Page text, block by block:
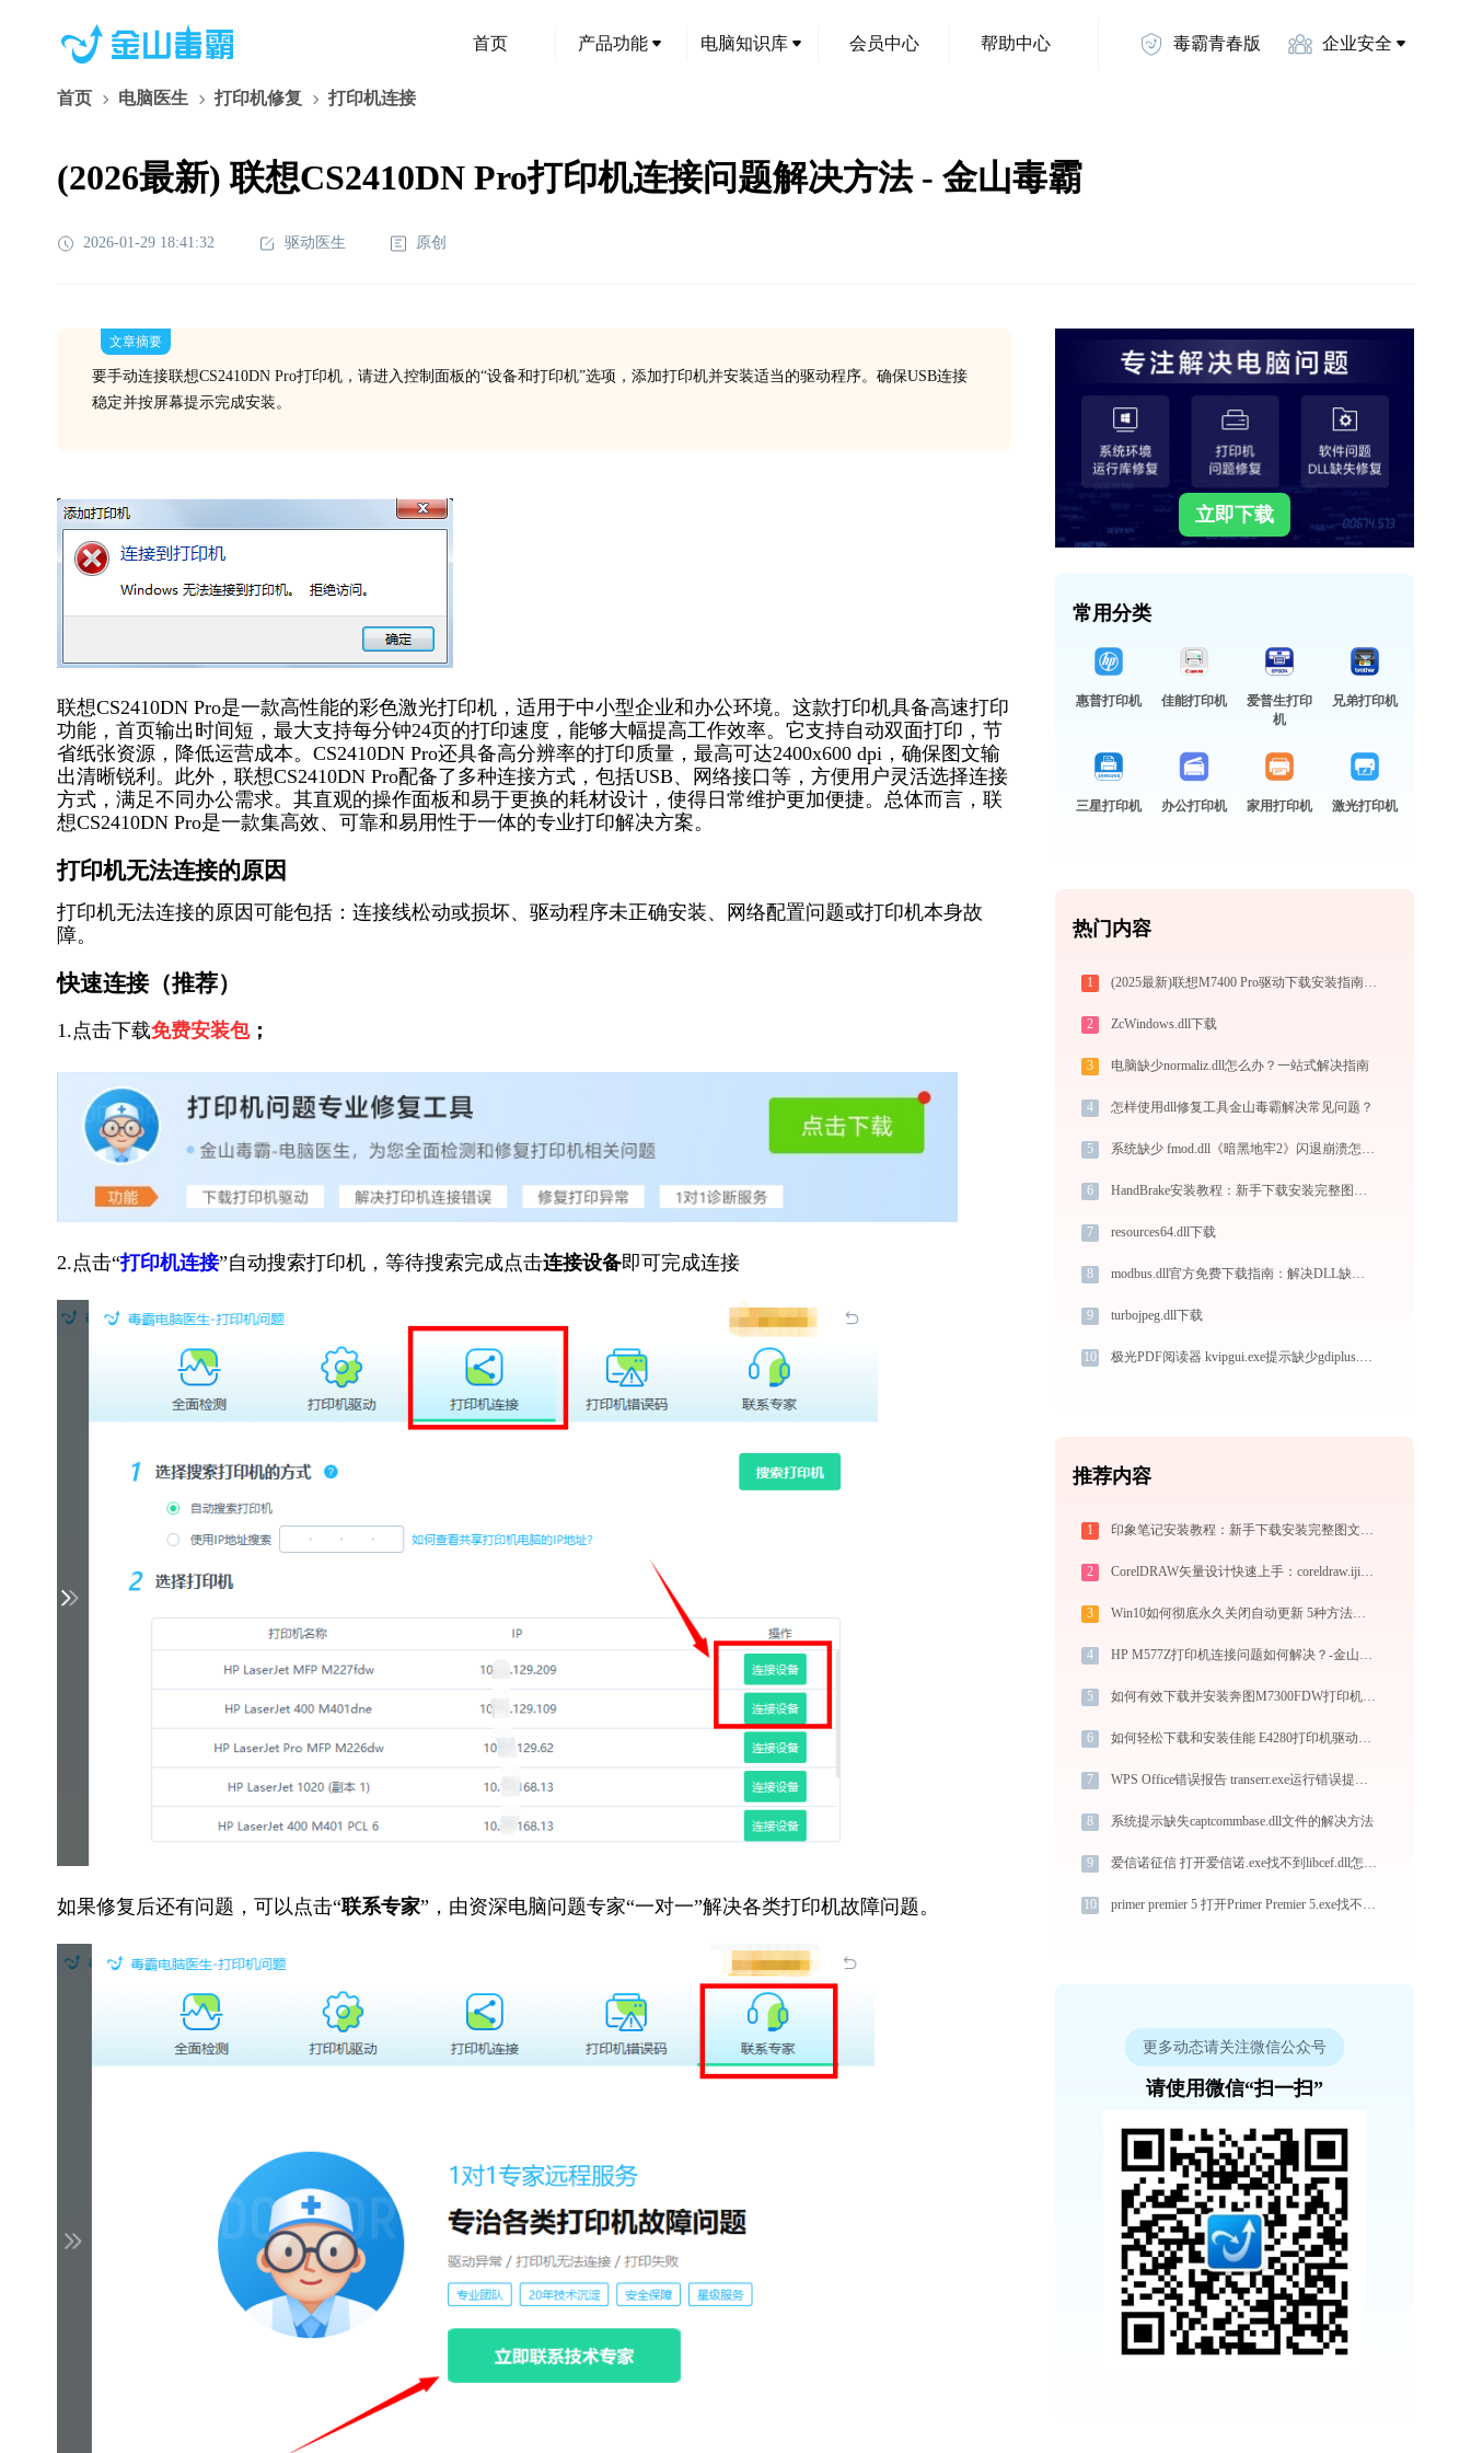
首页 产品功能 电脑知识库 会员中心 帮助中心 毒霸青春版 企业安全
首页 电脑医生 打印机修复 打印机连接
(2026最新) 联想CS2410DN Pro打印机连接问题解决方法 - 金山毒霸
2026-01-29 18:41:32 驱动医生 原创
文章摘要
要手动连接联想CS2410DN Pro打印机，请进入控制面板的“设备和打印机”选项，添加打印机并安装适当的驱动程序。确保USB连接
稳定并按屏幕提示完成安装。
联想CS2410DN Pro是一款高性能的彩色激光打印机，适用于中小型企业和办公环境。这款打印机具备高速打印
功能，首页输出时间短，最大支持每分钟24页的打印速度，能够大幅提高工作效率。它支持自动双面打印，节
省纸张资源，降低运营成本。CS2410DN Pro还具备高分辨率的打印质量，最高可达2400x600 dpi，确保图文输
出清晰锐利。此外，联想CS2410DN Pro配备了多种连接方式，包括USB、网络接口等，方便用户灵活选择连接
方式，满足不同办公需求。其直观的操作面板和易于更换的耗材设计，使得日常维护更加便捷。总体而言，联
想CS2410DN Pro是一款集高效、可靠和易用性于一体的专业打印解决方案。
打印机无法连接的原因
打印机无法连接的原因可能包括：连接线松动或损坏、驱动程序未正确安装、网络配置问题或打印机本身故
障。
快速连接（推荐）
1.点击下载免费安装包；
2.点击“打印机连接”自动搜索打印机，等待搜索完成点击连接设备即可完成连接
如果修复后还有问题，可以点击“联系专家”，由资深电脑问题专家“一对一”解决各类打印机故障问题。
立即下载
常用分类
惠普打印机 佳能打印机
爱普生打印
机
兄弟打印机
三星打印机 办公打印机 家用打印机 激光打印机
热门内容
1 (2025最新)联想M7400 Pro驱动下载安装指南（Win10/Win11官方）
2 ZcWindows.dll下载
3 电脑缺少normaliz.dll怎么办？一站式解决指南
4 怎样使用dll修复工具金山毒霸解决常见问题？
5 系统缺少 fmod.dll《暗黑地牢2》闪退崩溃怎么办？5 分钟修复教程！实测有效！
6 HandBrake安装教程：新手下载安装完整图文步骤
7 resources64.dll下载
8 modbus.dll官方免费下载指南：解决DLL缺失问题的完整方案
9 turbojpeg.dll下载
10 极光PDF阅读器 kvipgui.exe提示缺少gdiplus.dll文件的解决办法
推荐内容
1 印象笔记安装教程：新手下载安装完整图文步骤
2 CorelDRAW矢量设计快速上手：coreldraw.ijinshan.com 安全绿色安装与核心技巧
3 Win10如何彻底永久关闭自动更新 5种方法教你永久关闭win10自动更新
4 HP M577Z打印机连接问题如何解决？-金山毒霸
5 如何有效下载并安装奔图M7300FDW打印机驱动？全方位指导手册
6 如何轻松下载和安装佳能 E4280打印机驱动？跟着这篇指南走
7 WPS Office错误报告 transerr.exe运行错误提示0xc000000d的解决办法
8 系统提示缺失captcommbase.dll文件的解决方法
9 爱信诺征信 打开爱信诺.exe找不到libcef.dll怎么办
10 primer premier 5 打开Primer Premier 5.exe找不到xnmte458.dll怎么办
更多动态请关注微信公众号
请使用微信“扫一扫”